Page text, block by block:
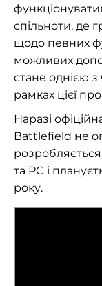
спільноти, де
щодо певних
можливих
стане однією з
рамках цієї
Наразі
Battlefield не
та PC і
року.